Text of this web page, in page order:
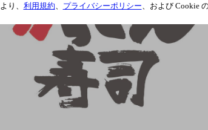
り、 利用規約、 プライバシーポリシー、および Cookie